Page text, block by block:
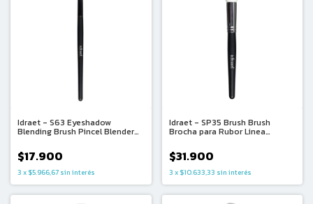
Idraet - S63 Eyeshadow
Blending Brush Pincel Blender
$17.900
3 x $5.966,67 sin interés
Idraet - SP35 Brush Brush
Brocha para Rubor Linea
$31.900
3 x $10.633,33 sin interés